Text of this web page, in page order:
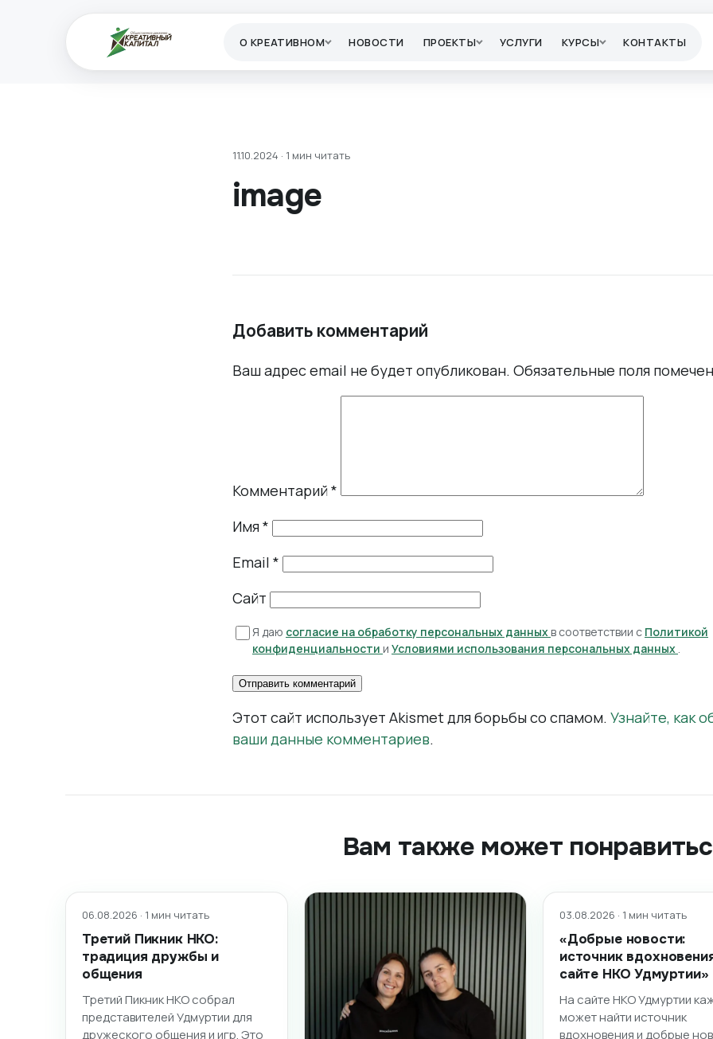
О КРЕАТИВНОМ НОВОСТИ ПРОЕКТЫ УСЛУГИ КУРСЫ КОНТАКТЫ
11.10.2024 · 1 мин читать
image
Добавить комментарий
Ваш адрес email не будет опубликован. Обязательные поля
Комментарий*
Имя*
Email *
Сайт
Я даю согласие на обработку персональных данных в соответствии с Политикой
конфиденциальности и Условиями использования персональных данных .
Этот сайт использует Akismet для борьбы со спамом. Узнайте, как
ваши данные комментариев.
Вам также может
06.08.2026 · 1 мин читать
Третий Пикник НКО:
традиция дружбы и
общения
Третий Пикник НКО собрал
представителей Удмуртии для
дружеского общения и игр. Это
03.08.2026 · 1 мин читать
«Добрые новости:
источник
сайте НКО Удмуртии»
На сайте НКО Удмуртии
может найти источник
вдохновения и добрые